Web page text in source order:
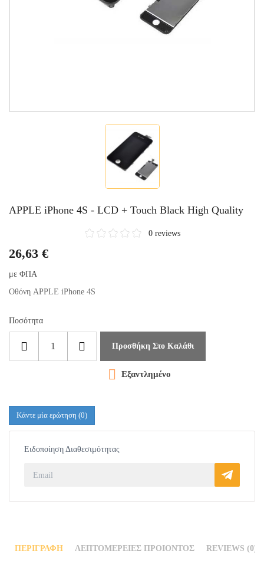
APPLE iPhone 4S - LCD + Touch Black High Quality
0 reviews
26,63 €
με ΦΠΑ
Οθόνη APPLE iPhone 4S
Ποσότητα
Προσθήκη Στο Καλάθι
 Εξαντλημένο
Κάντε μία ερώτηση (0)
Ειδοποίηση Διαθεσιμότητας
ΠΕΡΙΓΡΑΦΉ ΛΕΠΤΟΜΈΡΕΙΕΣ ΠΡΟΙΌΝΤΟΣ REVIEWS (0)